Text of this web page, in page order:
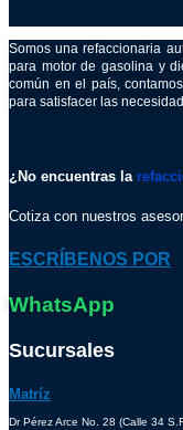
Somos una refaccionaria
para motor de gasolina y
común en el país,
para satisfacer las
¿No encuentras la
Cotiza con nuestros
ESCRÍBENOS POR
WhatsApp
Sucursales
Matríz
Dr Pérez Arce No. 28 (Calle 34